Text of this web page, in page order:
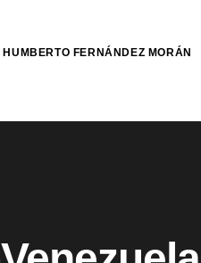
HUMBERTO FERNÁNDEZ MORÁN